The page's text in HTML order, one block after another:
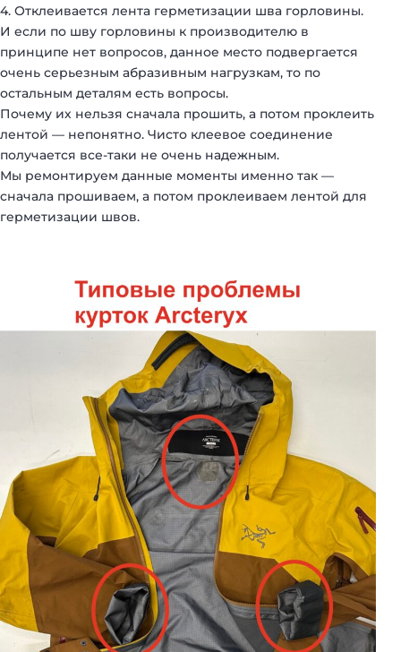
4. Отклеивается лента герметизации шва горловины.
И если по шву горловины к производителю в
принципе нет вопросов, данное место подвергается
очень серьезным абразивным нагрузкам, то по
остальным деталям есть вопросы.
Почему их нельзя сначала прошить, а потом проклеить
лентой — непонятно. Чисто клеевое соединение
получается все-таки не очень надежным.
Мы ремонтируем данные моменты именно так —
сначала прошиваем, а потом проклеиваем лентой для
герметизации швов.